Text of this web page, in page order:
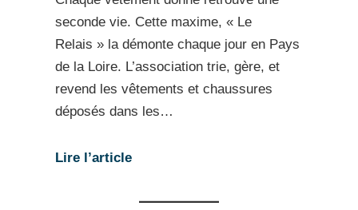
seconde vie. Cette maxime, « Le
Relais » la démonte chaque jour en Pays
de la Loire. L’association trie, gère, et
revend les vêtements et chaussures
déposés dans les…
Lire l’article